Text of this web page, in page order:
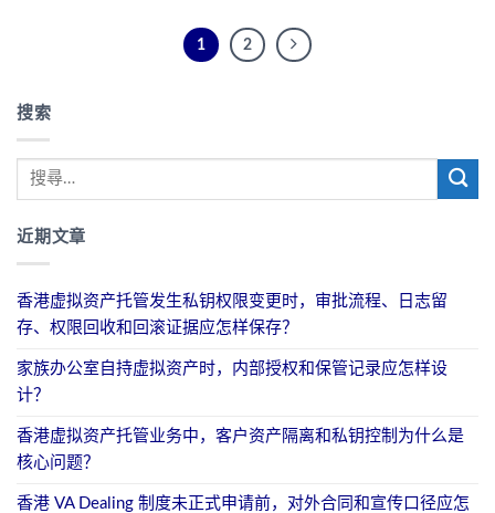
搜索
近期文章
香港虚拟资产托管发生私钥权限变更时，审批流程、日志留
存、权限回收和回滚证据应怎样保存？
家族办公室自持虚拟资产时，内部授权和保管记录应怎样设
计？
香港虚拟资产托管业务中，客户资产隔离和私钥控制为什么是
核心问题？
香港 VA Dealing 制度未正式申请前，对外合同和宣传口径应怎
1 2